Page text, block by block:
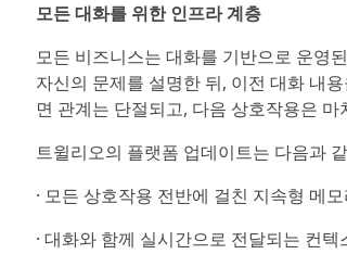
모든 대화를 위한 인프라 계층
모든 비즈니스는 대화를 기반으로 운영
자신의 문제를 설명한 뒤, 이전 대화 내
면 관계는 단절되고, 다음 상호작용은
트윌리오의 플랫폼 업데이트는 다음과
· 모든 상호작용 전반에 걸친 지속형 메
· 대화와 함께 실시간으로 전달되는 컨텍